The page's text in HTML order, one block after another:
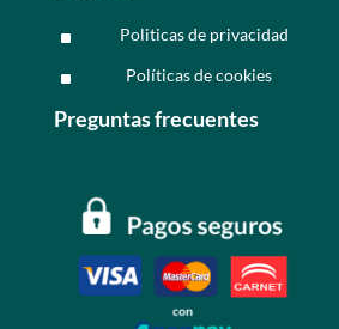
^ Politicas de privacidad
^ Políticas de cookies
Preguntas frecuentes